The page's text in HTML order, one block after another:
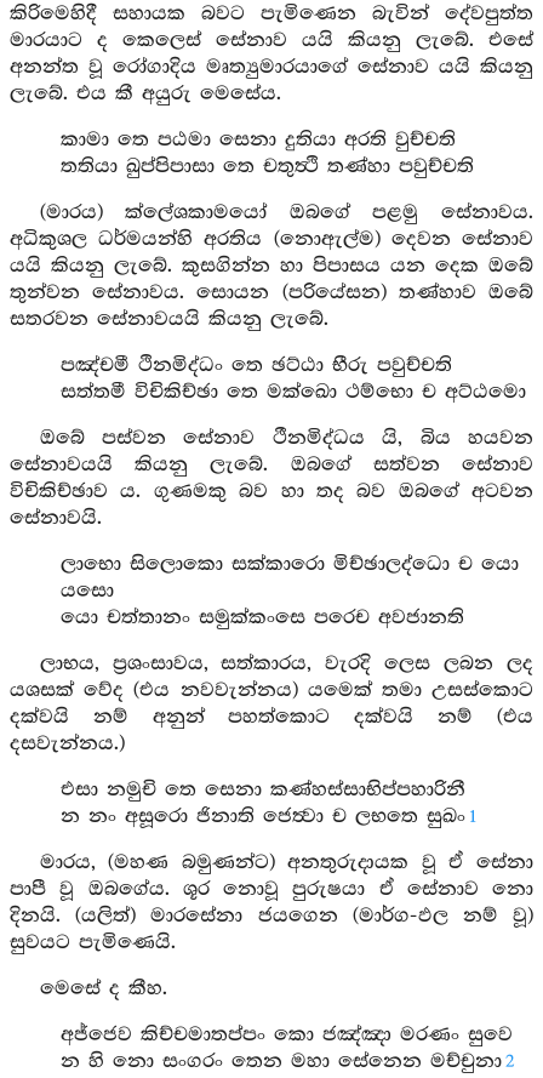
කිරිමෙහිදී සහායක බවට පැමිණෙන බැවින් දේවපුත්ත
මාරයාට ද කෙලෙස් සේනාව යයි කියනු ලැබේ. එසේ
අනන්ත වූ රෝගාදිය මෘත්‍යුමාරයාගේ සේනාව යයි කියනු
ලැබේ. එය කී අයුරු මෙසේය.
කාමා තෙ පඨමා සෙනා දුතියා අරති වුච්චති
තතියා ඛුප්පිපාසා තෙ චතුත්‍ථි තණ්හා පවුච්චති
(මාරය) ක්ලේශකාමයෝ ඔබගේ පළමු සේනාවය.
අධිකුශල ධර්මයන්හි අරතිය (නොඇල්ම) දෙවන සේනාව
යයි කියනු ලැබේ. කුසගින්න හා පිපාසය යන දෙක ඔබේ
තුන්වන සේනාවය. සොයන (පරියේසන) තණ්හාව ඔබේ
සතරවන සේනාවයයි කියනු ලැබේ.
පඤ්චමී ථිනමිද්ධං තෙ ඡට්ඨා භීරු පවුච්චති
සත්තමී විචිකිච්ඡා තෙ මක්ඛො ථම්භො ච අට්ඨමො
ඔබේ පස්වන සේනාව ථීනමිද්ධය යි, බිය හයවන
සේනාවයයි කියනු ලැබේ. ඔබගේ සත්වන සේනාව
විචිකිච්ඡාව ය. ගුණමකු බව හා තද බව ඔබගේ අටවන
සේනාවයි.
ලාභො සිලොකො සක්කාරො මිච්ඡාලද්ධො ච යො
යසො
යො චත්තානං සමුක්කංසෙ පරෙච අවජානති
ලාභය, ප්‍රශංසාවය, සත්කාරය, වැරදි ලෙස ලබන ලද
යශසක් වේද (එය නවවැන්නය) යමෙක් තමා උසස්කොට
දක්වයි නම් අනුන් පහත්කොට දක්වයි නම් (එය
දසවැන්නය.)
එසා නමුචි තෙ සෙනා කණ්හස්සාභිප්පහාරිනී
න නං අසූරො ජිනාති ජෙත්‍වා ච ලභතෙ සුඛං 1
මාරය, (මහණ බමුණන්ට) අනතුරුදායක වූ ඒ සේනා
පාපී වූ ඔබගේය. ශූර නොවූ පුරුෂයා ඒ සේනාව නො
දිනයි. (යලිත්) මාරසේනා ජයගෙන (මාර්ග-ඵල නම් වූ)
සුවයට පැමිණෙයි.
මෙසේ ද කීහ.
අජ්ජෙව කිච්චමාතප්පං කො ජඤ්ඤා මරණං සුවෙ
න හි නො සංගරං තෙන මහා සේනෙන මච්චුනා2